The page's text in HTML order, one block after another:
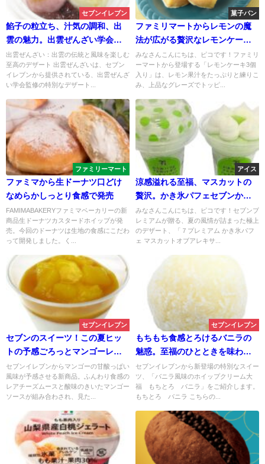
セブンイレブン
餡子の粒立ち、汁気の調和、出
雲の魅力。出雲ぜんざい学会が
贈る至福の味わい。出雲ぜんざ
い学会監修 「出雲ぜんざい」
出雲ぜんざい：出雲の伝統と風味を楽しむ
至高のデザート 出雲ぜんざいは、セブン
イレブンから提供されている、出雲ぜんざ
い学会監修の特別なデザート...
菓子パン
ファミリマートからレモンの魔
法が広がる贅沢なレモンケーキ3
個入
みなさんこんにちは、ピコです！ファミリ
ーマートから登場する「レモンケーキ3個
入り」は、レモン果汁をたっぷりと練りこ
み、上品なグレーズでトッピ...
ファミリーマート
ファミマから生ドーナツ口どけ
なめらかしっとり食感で発売
FAMIMABAKERYファミマベーカリーの新
商品生ドーナツカスタードホイップが発
売。今回のドーナツは生地の食感にこだわ
って開発しました。く...
アイス
涼感溢れる至福、マスカットの
贅沢。かき氷パフェセブンから
マスカットオブアレキサンドリ
ア
みなさんこんにちは、ピコです！セブンプ
レミアムが贈る、夏の風情が詰まった極上
のデザート、「７プレミアム かき氷パフ
ェ マスカットオブアレキサ...
セブンイレブン
セブンのスイーツ！この夏ヒッ
トの予感ごろっとマンゴーレア
チーズ
セブンイレブンからマンゴーの甘酸っぱい
風味が予感させる新商品。ふんわり食感の
レアチーズムースと酸味のきいたマンゴー
ソースが組み合わされ、見た...
セブンイレブン
もちもち食感とろけるバニラの
魅惑。至福のひとときを味わえ
る もちとろ バニラ
セブンイレブンから新登場の特別なスイー
ツ、「バニラ風味のホイップクリーム大
福 もちとろ バニラ」をご紹介します。
もちとろ バニラ こちらの...